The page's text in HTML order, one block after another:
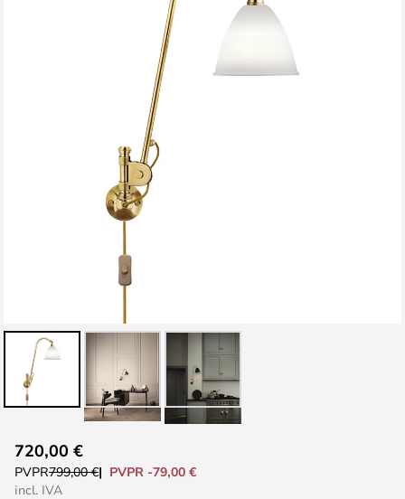
comienzo
720,00 €
PVPR799,00 €
PVPR -79,00 €
incl. IVA